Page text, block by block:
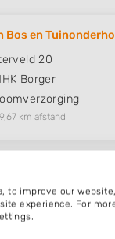
Bos en
20
Borger
km afstand
to improve our
experience. For